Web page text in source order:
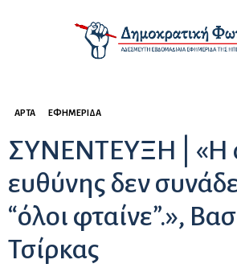
ΆΡΤΑ ΕΦΗΜΕΡΊΔΑ
ΣΥΝΕΝΤΕΥΞΗ | «Η
ευθύνης δεν
“όλοι φταίνε”.»,
Τσίρκας